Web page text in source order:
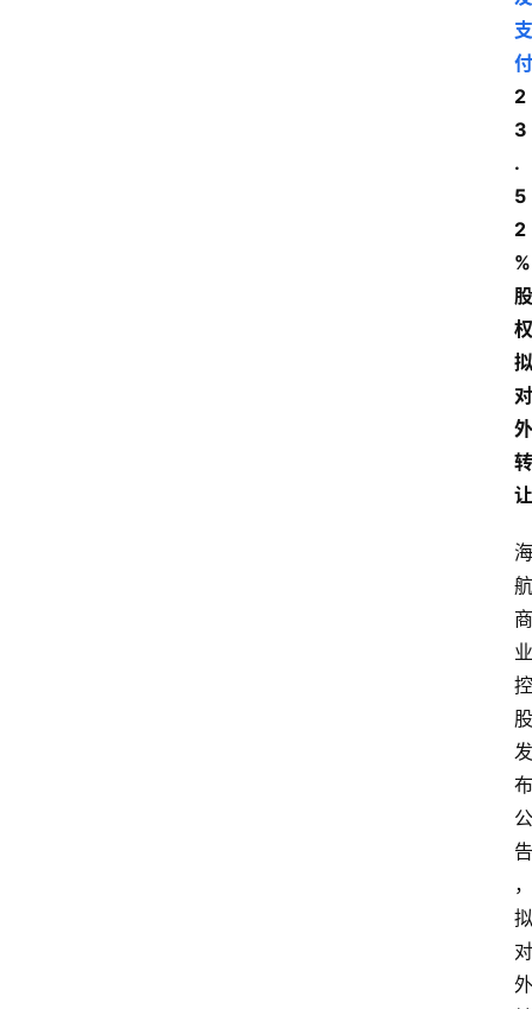
支
付
2
3
.
5
2
%
股
权
拟
对
外
转
让
海
航
商
业
控
股
发
布
公
告
，
拟
对
外